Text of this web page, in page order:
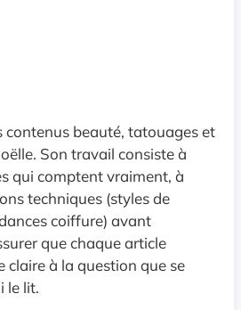
contenus beauté, tatouages et
Son travail consiste à
qui comptent vraiment, à
techniques (styles de
coiffure) avant
que chaque article
claire à la question que se
le lit.